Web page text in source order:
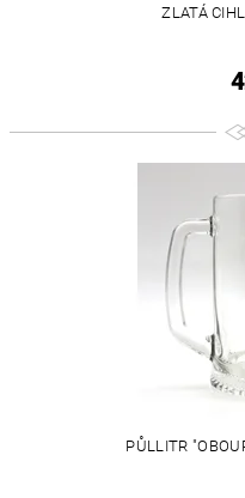
ZLATÁ
PŮLLITR